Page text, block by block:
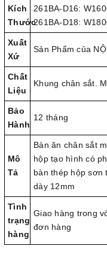
Kích
Thước
261BA-D16:
261BA-D18:
Xuất
Xứ
Sản Phẩm của
Chất
Liệu
Khung chân sắt.
Bảo
Hành
12 tháng
Mô
Tả
Bàn ăn chân sắt
hộp tạo hình có
bàn thép hộp sơn
dày 12mm
Tình
trạng
hàng
Giao hàng trong
đơn hàng